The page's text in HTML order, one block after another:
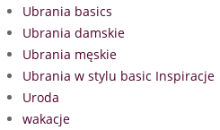
Ubrania basics
Ubrania damskie
Ubrania męskie
Ubrania w stylu basic Inspiracje
Uroda
wakacje